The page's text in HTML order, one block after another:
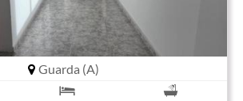
Guarda (A)